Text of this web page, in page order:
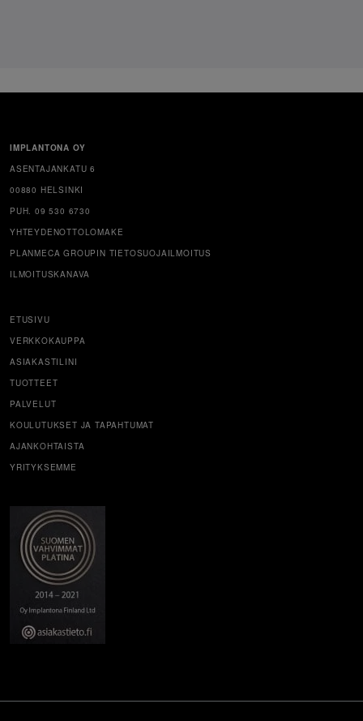
IMPLANTONA OY
ASENTAJANKATU 6
00880 HELSINKI
PUH. 09 530 6730
YHTEYDENOTTOLOMAKE
PLANMECA GROUPIN TIETOSUOJAILMOITUS
ILMOITUSKANAVA
ETUSIVU
VERKKOKAUPPA
ASIAKASTILINI
TUOTTEET
PALVELUT
KOULUTUKSET JA TAPAHTUMAT
AJANKOHTAISTA
YRITYKSEMME